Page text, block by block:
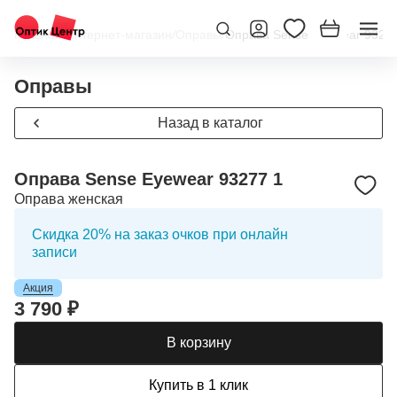
Главная/Интернет-магазин Оправы/Оправа Sense Eyewear
Оправы
Назад в каталог
Оправа Sense Eyewear 93277 1
Оправа женская
Скидка 20% на заказ очков при онлайн
записи
Акция
3 790 ₽
В корзину
Купить в 1 клик